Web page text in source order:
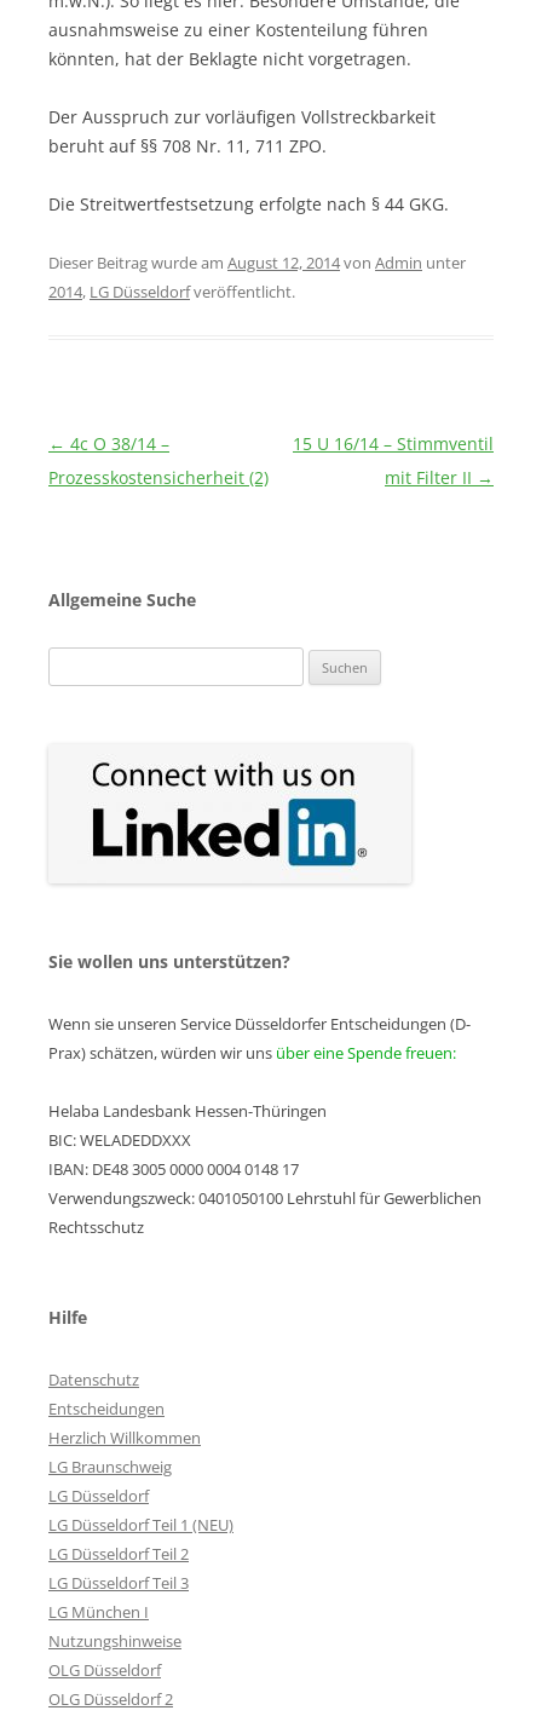
ausnahmsweise zu einer Kostenteilung führen
könnten, hat der Beklagte nicht vorgetragen.
Der Ausspruch zur vorläufigen Vollstreckbarkeit
beruht auf §§ 708 Nr. 11, 711 ZPO.
Die Streitwertfestsetzung erfolgte nach § 44 GKG.
Dieser Beitrag wurde am August 12, 2014von Admin unter
2014, LG Düsseldorfveröffentlicht.
Beitragsnavigation
← 4c O 38/14 –
Prozesskostensicherheit (2)
15 U 16/14 – Stimmventil
mit Filter II →
Allgemeine Suche
nach:
Sie wollen uns unterstützen?
Wenn sie unseren Service Düsseldorfer Entscheidungen (D-
Prax) schätzen, würden wir uns über eine Spende freuen:
Helaba Landesbank Hessen-Thüringen
BIC: WELADEDDXXX
IBAN: DE48 3005 0000 0004 0148 17
Verwendungszweck: 0401050100 Lehrstuhl für Gewerblichen
Rechtsschutz
Hilfe
Datenschutz
Entscheidungen
Herzlich Willkommen
LG Braunschweig
LG Düsseldorf
LG Düsseldorf Teil 1 (NEU)
LG Düsseldorf Teil 2
LG Düsseldorf Teil 3
LG München I
Nutzungshinweise
OLG Düsseldorf
OLG Düsseldorf 2